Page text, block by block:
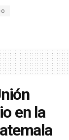
en la